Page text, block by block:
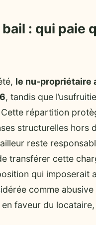
: qui paie
le nu-propriétaire
, tandis que
répartition
structurelles hors
reste
transférer cette
qui imposerait
comme
faveur du